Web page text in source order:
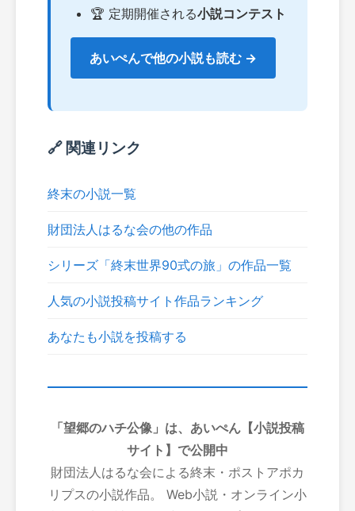
🏆 定期開催される小説コンテスト
あいぺんで他の小説も読む →
🔗 関連リンク
終末の小説一覧
財団法人はるな会の他の作品
シリーズ「終末世界90式の旅」の作品一覧
人気の小説投稿サイト作品ランキング
あなたも小説を投稿する
「望郷のハチ公像」は、あいぺん【小説投稿
サイト】で公開中
財団法人はるな会による終末・ポストアポカ
リプスの小説作品。 Web小説・オンライン小